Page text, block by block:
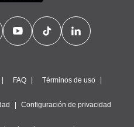
FAQ Términos de uso
Configuración de privacidad